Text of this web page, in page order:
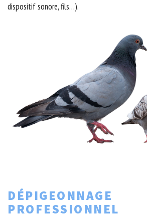
dispositif sonore, fils…).
DÉPIGEONNAGE
PROFESSIONNEL